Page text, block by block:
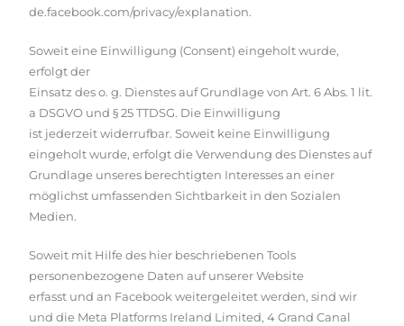
de.facebook.com/privacy/explanation.
Soweit eine Einwilligung (Consent) eingeholt wurde,
erfolgt der
Einsatz des o. g. Dienstes auf Grundlage von Art. 6 Abs. 1 lit.
a DSGVO und § 25 TTDSG. Die Einwilligung
ist jederzeit widerrufbar. Soweit keine Einwilligung
eingeholt wurde, erfolgt die Verwendung des Dienstes auf
Grundlage unseres berechtigten Interesses an einer
möglichst umfassenden Sichtbarkeit in den Sozialen
Medien.
Soweit mit Hilfe des hier beschriebenen Tools
personenbezogene Daten auf unserer Website
erfasst und an Facebook weitergeleitet werden, sind wir
und die Meta Platforms Ireland Limited, 4 Grand Canal